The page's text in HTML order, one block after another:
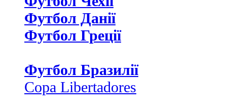
Футбол Данії
Футбол Греції
Футбол Бразилії
Copa Libertadores